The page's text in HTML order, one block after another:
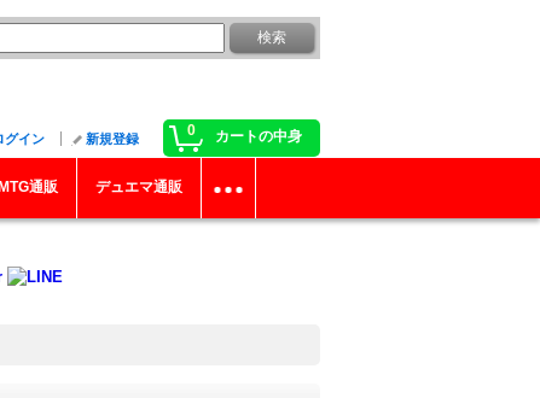
0 カートの中身
グイン 新規登録
MTG通販 デュエマ通販